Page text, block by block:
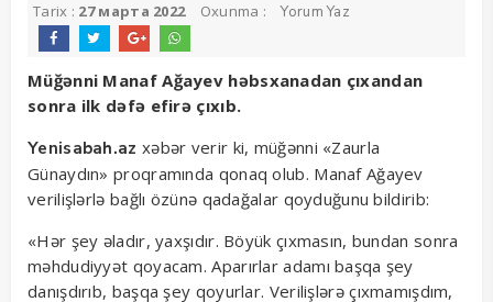
Tarix : 27 марта 2022 Oxunma : Yorum Yaz
Müğənni Manaf Ağayev həbsxanadan çıxandan
sonra ilk dəfə efirə çıxıb.
Yenisabah.az xəbər verir ki, müğənni «Zaurla
Günaydın» proqramında qonaq olub. Manaf Ağayev
verilişlərlə bağlı özünə qadağalar qoyduğunu bildirib:
«Hər şey əladır, yaxşıdır. Böyük çıxmasın, bundan sonra
məhdudiyyət qoyacam. Aparırlar adamı başqa şey
danışdırıb, başqa şey qoyurlar. Verilişlərə çıxmamışdım,